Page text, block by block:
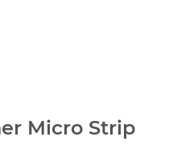
Micro Strip